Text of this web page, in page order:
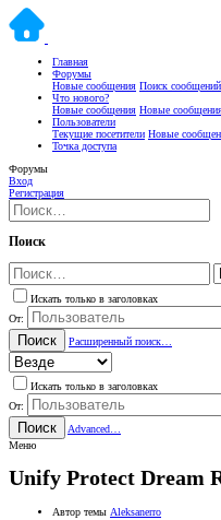
Главная
Форумы
Новые сообщения Поиск сообщений
Что нового?
Новые сообщения Новые
Пользователи
Текущие посетители Новые
Точка доступа
Форумы
Вход
Регистрация
Поиск
Искать только в заголовках
От:
Поиск Расширенный поиск…
Искать только в заголовках
От:
Поиск
Advanced…
Меню
Unify Protect Dream
Автор темы Aleksanerro